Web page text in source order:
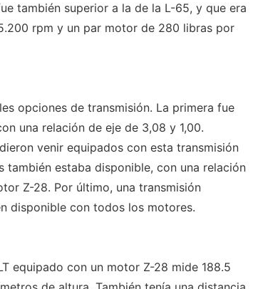
también superior a la de la L-65, y que era
rpm y un par motor de 280 libras por
opciones de transmisión. La primera fue
una relación de eje de 3,08 y 1,00.
venir equipados con esta transmisión
también estaba disponible, con una relación
Z-28. Por último, una transmisión
disponible con todos los motores.
equipado con un motor Z-28 mide 188.5